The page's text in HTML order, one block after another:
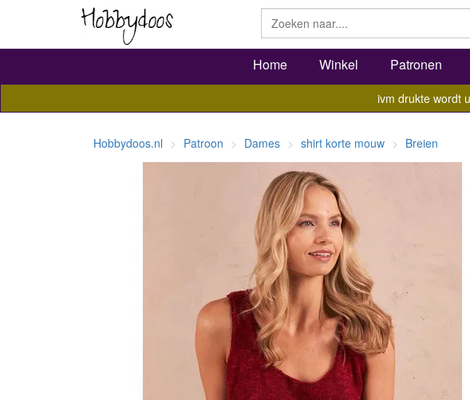
Home Winkel Patronen
ivm drukte wordt
Hobbydoos.nl Patroon Dames shirt korte mouw Breien